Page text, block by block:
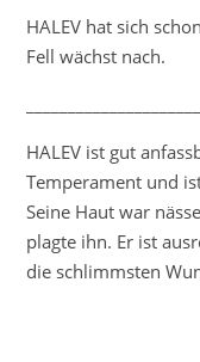
HALEV hat sich
Fell wächst nach.
HALEV ist gut
Temperament und
Seine Haut war
plagte ihn. Er ist
die schlimmsten